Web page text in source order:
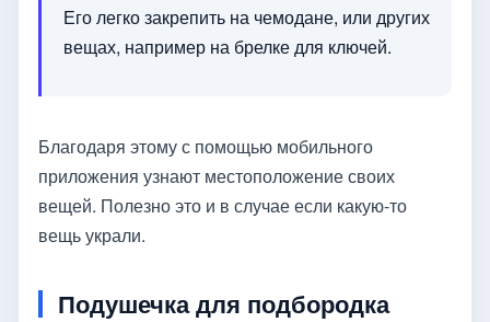
Его легко закрепить на чемодане, или других
вещах, например на брелке для ключей.
Благодаря этому с помощью мобильного
приложения узнают местоположение своих
вещей. Полезно это и в случае если какую-то
вещь украли.
Подушечка для подбородка